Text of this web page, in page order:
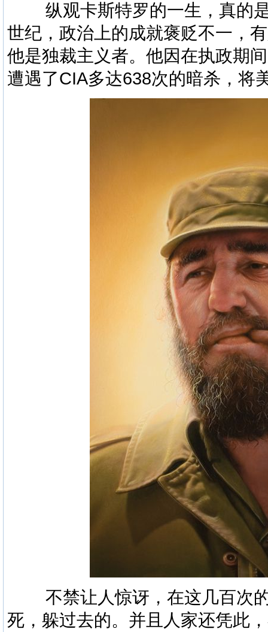
纵观卡斯特罗的一生，真的是
世纪，政治上的成就褒贬不一，
他是独裁主义者。他因在执政期
遭遇了CIA多达638次的暗杀，将
不禁让人惊讶，在这几百次的
死，躲过去的。并且人家还凭此